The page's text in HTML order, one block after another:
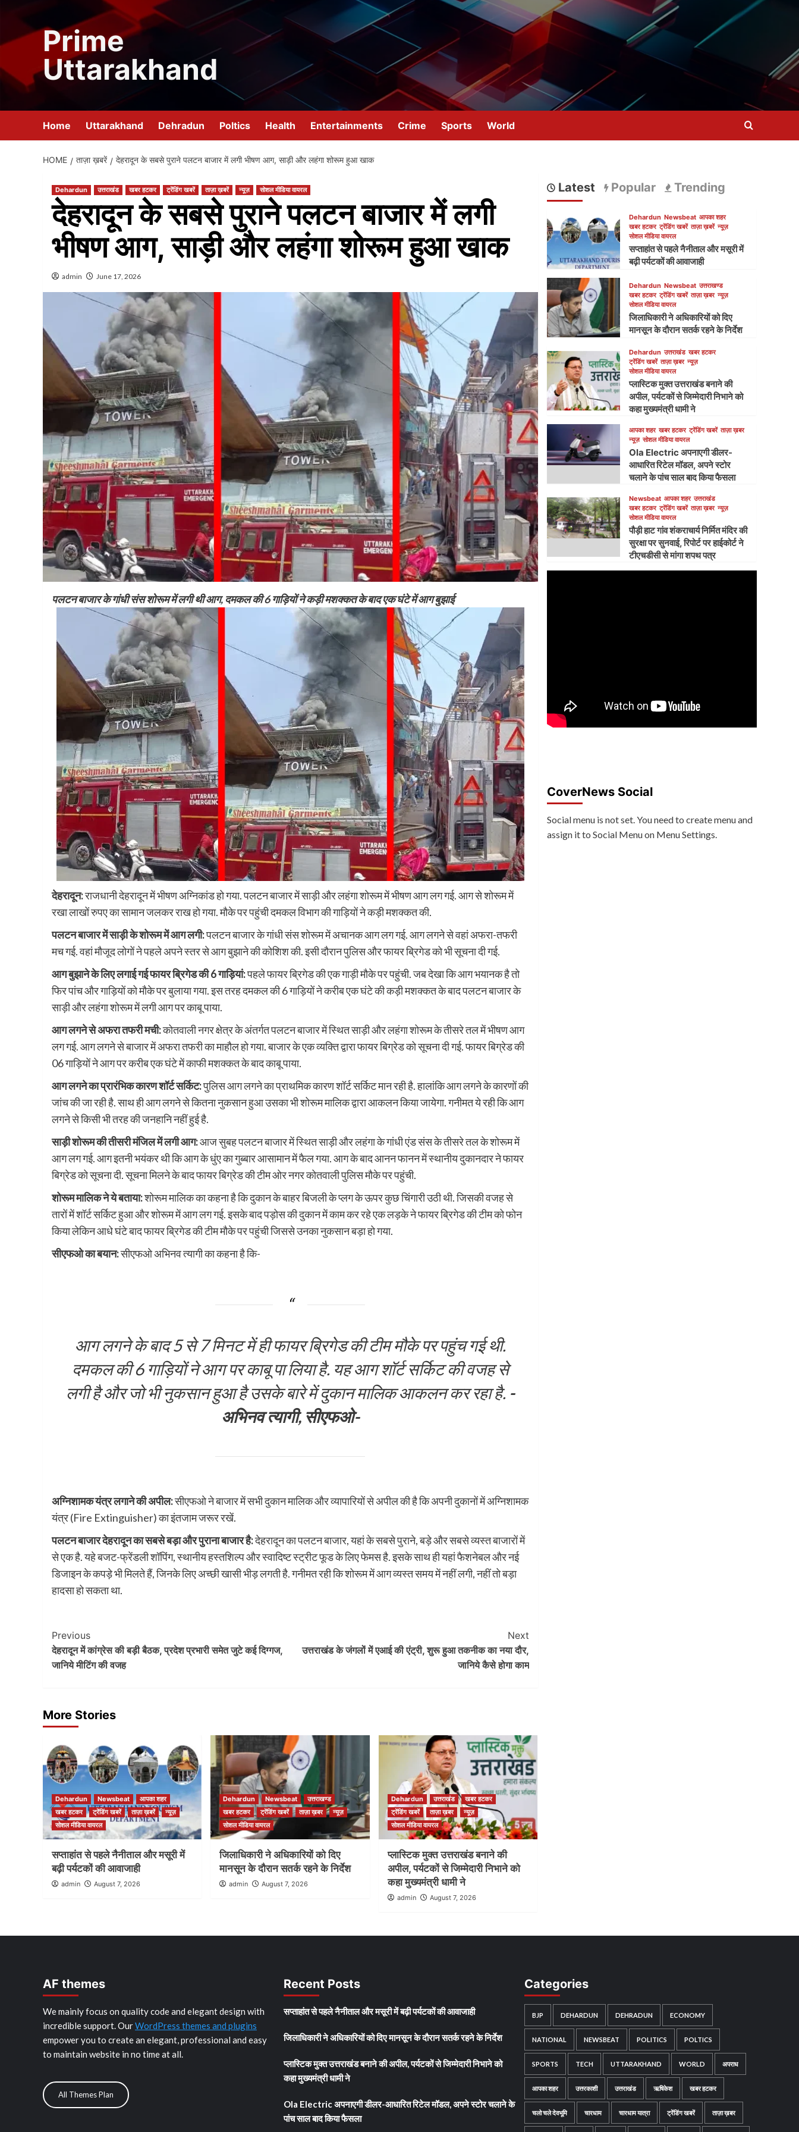
content
Prime
Uttarakhand
Home Uttarakhand Dehradun Poltics Health Entertainments Crime Sports World
HOME ताज़ा ख़बरें देहरादून के सबसे पुराने पलटन बाजार में लगी भीषण आग, साड़ी और लहंगा शोरूम हुआ खाक
Dehardun उत्तराखंड खबर हटकर ट्रेंडिंग खबरें ताज़ा ख़बरें न्यूज़ सोशल मीडिया वायरल
देहरादून के सबसे पुराने पलटन बाजार में लगी
भीषण आग, साड़ी और लहंगा शोरूम हुआ खाक
admin June 17, 2026
पलटन बाजार के गांधी संस शोरूम में लगी थी आग, दमकल की 6 गाड़ियों ने कड़ी मशक्कत के बाद एक घंटे में आग बुझाई
देहरादून:राजधानी देहरादून में भीषण अग्निकांड हो गया. पलटन बाजार में साड़ी और लहंगा शोरूम में भीषण आग लग गई. आग से शोरूम में
रखा लाखों रुपए का सामान जलकर राख हो गया. मौके पर पहुंची दमकल विभाग की गाड़ियों ने कड़ी मशक्कत की.
पलटन बाजार में साड़ी के शोरूम में आग लगी:पलटन बाजार के गांधी संस शोरूम में अचानक आग लग गई. आग लगने से वहां अफरा-तफरी
मच गई. वहां मौजूद लोगों ने पहले अपने स्तर से आग बुझाने की कोशिश की. इसी दौरान पुलिस और फायर ब्रिगेड को भी सूचना दी गई.
आग बुझाने के लिए लगाई गई फायर ब्रिगेड की 6 गाड़ियां:पहले फायर ब्रिगेड की एक गाड़ी मौके पर पहुंची. जब देखा कि आग भयानक है तो
फिर पांच और गाड़ियों को मौके पर बुलाया गया. इस तरह दमकल की 6 गाड़ियों ने करीब एक घंटे की कड़ी मशक्कत के बाद पलटन बाजार के
साड़ी और लहंगा शोरूम में लगी आग पर काबू पाया.
आग लगने से अफरा तफरी मची:कोतवाली नगर क्षेत्र के अंतर्गत पलटन बाजार में स्थित साड़ी और लहंगा शोरूम के तीसरे तल में भीषण आग
लग गई. आग लगने से बाजार में अफरा तफरी का माहौल हो गया. बाजार के एक व्यक्ति द्वारा फायर बिग्रेड को सूचना दी गई. फायर बिग्रेड की
06 गाड़ियों ने आग पर करीब एक घंटे में काफी मशक्कत के बाद काबू पाया.
आग लगने का प्रारंभिक कारण शॉर्ट सर्किट:पुलिस आग लगने का प्राथमिक कारण शॉर्ट सर्किट मान रही है. हालांकि आग लगने के कारणों की
जांच की जा रही है. साथ ही आग लगने से कितना नुकसान हुआ उसका भी शोरूम मालिक द्वारा आकलन किया जायेगा. गनीमत ये रही कि आग
लगने से किसी भी तरह की जनहानि नहीं हुई है.
साड़ी शोरूम की तीसरी मंजिल में लगी आग:आज सुबह पलटन बाजार में स्थित साड़ी और लहंगा के गांधी एंड संस के तीसरे तल के शोरूम में
आग लग गई. आग इतनी भयंकर थी कि आग के धुंए का गुब्बार आसामान में फैल गया. आग के बाद आनन फानन में स्थानीय दुकानदार ने फायर
बिग्रेड को सूचना दी. सूचना मिलने के बाद फायर बिग्रेड की टीम ओर नगर कोतवाली पुलिस मौके पर पहुंची.
शोरूम मालिक ने ये बताया:शोरूम मालिक का कहना है कि दुकान के बाहर बिजली के प्लग के ऊपर कुछ चिंगारी उठी थी. जिसकी वजह से
तारों में शॉर्ट सर्किट हुआ और शोरूम में आग लग गई. इसके बाद पड़ोस की दुकान में काम कर रहे एक लड़के ने फायर ब्रिगेड की टीम को फोन
किया लेकिन आधे घंटे बाद फायर ब्रिगेड की टीम मौके पर पहुंची जिससे उनका नुकसान बड़ा हो गया.
सीएफओ का बयान:सीएफओ अभिनव त्यागी का कहना है कि-
आग लगने के बाद 5 से 7 मिनट में ही फायर ब्रिगेड की टीम मौके पर पहुंच गई थी.
दमकल की 6 गाड़ियों ने आग पर काबू पा लिया है. यह आग शॉर्ट सर्किट की वजह से
लगी है और जो भी नुकसान हुआ है उसके बारे में दुकान मालिक आकलन कर रहा है. -
अभिनव त्यागी, सीएफओ-
अग्निशामक यंत्र लगाने की अपील:सीएफओ ने बाजार में सभी दुकान मालिक और व्यापारियों से अपील की है कि अपनी दुकानों में अग्निशामक
यंत्र (Fire Extinguisher) का इंतजाम जरूर रखें.
पलटन बाजार देहरादून का सबसे बड़ा और पुराना बाजार है:देहरादून का पलटन बाजार, यहां के सबसे पुराने, बड़े और सबसे व्यस्त बाजारों में
से एक है. यहे बजट-फ्रेंडली शॉपिंग, स्थानीय हस्तशिल्प और स्वादिष्ट स्ट्रीट फूड के लिए फेमस है. इसके साथ ही यहां फैशनेबल और नई
डिजाइन के कपड़े भी मिलते हैं, जिनके लिए अच्छी खासी भीड़ लगती है. गनीमत रही कि शोरूम में आग व्यस्त समय में नहीं लगी, नहीं तो बड़ा
हादसा हो सकता था.
Post
Navigation
Previous
देहरादून में कांग्रेस की बड़ी बैठक, प्रदेश प्रभारी समेत जुटे कई दिग्गज,
जानिये मीटिंग की वजह
Next
उत्तराखंड के जंगलों में एआई की एंट्री, शुरू हुआ तकनीक का नया दौर,
जानिये कैसे होगा काम
More Stories
Dehardun Newsbeat
आपका शहर
खबर हटकर
ट्रेंडिंग खबरें ताज़ा ख़बरें
न्यूज़
सोशल मीडिया वायरल
सप्ताहांत से पहले नैनीताल और मसूरी में
बढ़ी पर्यटकों की आवाजाही
admin August 7, 2026
Dehardun Newsbeat
उत्तराखण्ड
खबर हटकर
ट्रेंडिंग खबरें ताज़ा ख़बर
न्यूज़
सोशल मीडिया वायरल
जिलाधिकारी ने अधिकारियों को दिए
मानसून के दौरान सतर्क रहने के निर्देश
admin August 7, 2026
Dehardun उत्तराखंड
खबर हटकर
ट्रेंडिंग खबरें
ताज़ा ख़बर
न्यूज़
सोशल मीडिया वायरल
प्लास्टिक मुक्त उत्तराखंड बनाने की
अपील, पर्यटकों से जिम्मेदारी निभाने को
कहा मुख्यमंत्री धामी ने
admin August 7, 2026
Latest Popular Trending
Dehardun Newsbeat आपका शहर
खबर हटकर ट्रेंडिंग खबरें ताज़ा ख़बरें न्यूज़
सोशल मीडिया वायरल
सप्ताहांत से पहले नैनीताल और मसूरी में
बढ़ी पर्यटकों की आवाजाही
Dehardun Newsbeat उत्तराखण्ड
खबर हटकर ट्रेंडिंग खबरें ताज़ा ख़बर न्यूज़
सोशल मीडिया वायरल
जिलाधिकारी ने अधिकारियों को दिए
मानसून के दौरान सतर्क रहने के निर्देश
Dehardun उत्तराखंड खबर हटकर
ट्रेंडिंग खबरें ताज़ा ख़बर न्यूज़
सोशल मीडिया वायरल
प्लास्टिक मुक्त उत्तराखंड बनाने की
अपील, पर्यटकों से जिम्मेदारी निभाने को
कहा मुख्यमंत्री धामी ने
आपका शहर खबर हटकर ट्रेंडिंग खबरें ताज़ा ख़बर
न्यूज़ सोशल मीडिया वायरल
Ola Electric अपनाएगी डीलर-
आधारित रिटेल मॉडल, अपने स्टोर
चलाने के पांच साल बाद किया फैसला
Newsbeat आपका शहर उत्तराखंड
खबर हटकर ट्रेंडिंग खबरें ताज़ा ख़बर न्यूज़
सोशल मीडिया वायरल
पौड़ी हाट गांव शंकराचार्य निर्मित मंदिर की
सुरक्षा पर सुनवाई, रिपोर्ट पर हाईकोर्ट ने
टीएचडीसी से मांगा शपथ पत्र
CoverNews Social
Social menu is not set. You need to create menu and
assign it to Social Menu on Menu Settings.
AF themes
We mainly focus on quality code and elegant design with
incredible support. OurWordPress themes and plugins
empower you to create an elegant, professional and easy
to maintain website in no time at all.
All Themes Plan
Recent Posts
सप्ताहांत से पहले नैनीताल और मसूरी में बढ़ी पर्यटकों की आवाजाही
जिलाधिकारी ने अधिकारियों को दिए मानसून के दौरान सतर्क रहने के निर्देश
प्लास्टिक मुक्त उत्तराखंड बनाने की अपील, पर्यटकों से जिम्मेदारी निभाने को
कहा मुख्यमंत्री धामी ने
Ola Electric अपनाएगी डीलर-आधारित रिटेल मॉडल, अपने स्टोर चलाने के
पांच साल बाद किया फैसला
Categories
BJP DEHARDUN DEHRADUN ECONOMY
NATIONAL NEWSBEAT POLITICS POLTICS
SPORTS TECH UTTARAKHAND WORLD अपराध
आपका शहर उत्तरकाशी उत्तराखंड ऋषिकेश खबर हटकर
चलो चले देवभूमि चारधाम चारधाम यात्रा ट्रेंडिंग खबरें ताज़ा ख़बर